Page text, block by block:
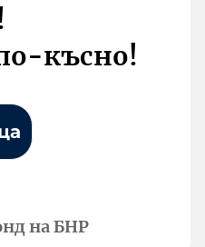
късно!
на БНР